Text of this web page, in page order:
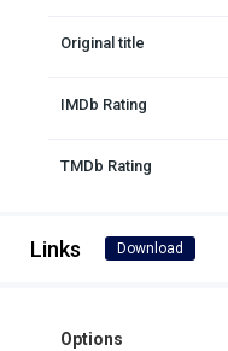
Original title
IMDb Rating
TMDb Rating
Links Download
Options